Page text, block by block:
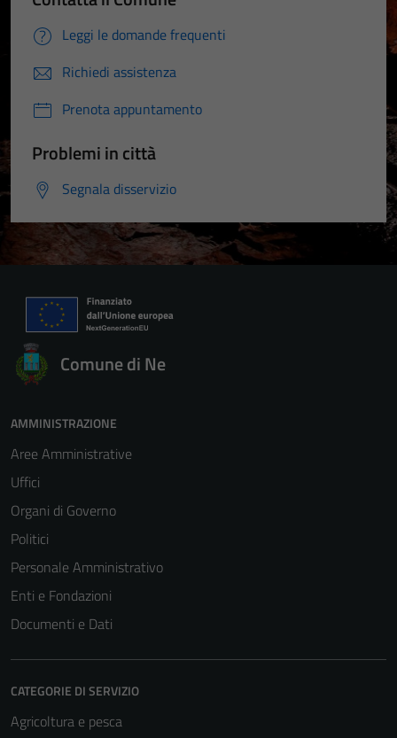
Leggi le domande frequenti
Richiedi assistenza
Prenota appuntamento
Problemi in città
Segnala disservizio
Comune di Ne
AMMINISTRAZIONE
Aree Amministrative
Uffici
Organi di Governo
Politici
Personale Amministrativo
Enti e Fondazioni
Documenti e Dati
CATEGORIE DI SERVIZIO
Agricoltura e pesca